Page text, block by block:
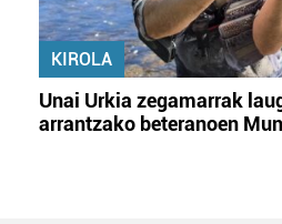
KIROLA
Unai Urkia zegamarrak
arrantzako beteranoen